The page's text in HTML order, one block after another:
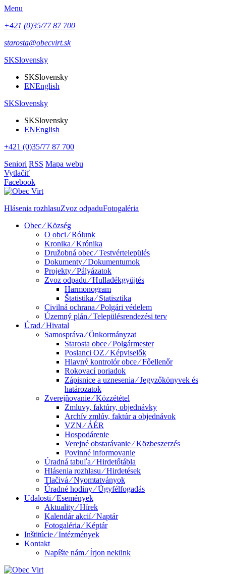
Menu
+421 (0)35/77 87 700
starosta@obecvirt.sk
SKSlovensky
SKSlovensky
ENEnglish
SKSlovensky
SKSlovensky
ENEnglish
+421 (0)35/77 87 700
Seniori RSS Mapa webu
Vytlačiť
Facebook
Hlásenia rozhlasuZvoz odpaduFotogaléria
Obec ⁄ Község
O obci ⁄ Rólunk
Kronika ⁄ Krónika
Družobná obec ⁄ Testvértelepülés
Dokumenty ⁄ Dokumentumok
Projekty ⁄ Pályázatok
Zvoz odpadu ⁄ Hulladékgyüjtés
Harmonogram
Štatistika ⁄ Statisztika
Civilná ochrana ⁄ Polgári védelem
Územný plán ⁄ Településrendezési terv
Úrad ⁄ Hivatal
Samospráva ⁄ Önkormányzat
Starosta obce ⁄ Polgármester
Poslanci OZ ⁄ Képviselők
Hlavný kontrolór obce ⁄ Főellenőr
Rokovací poriadok
Zápisnice a uznesenia ⁄ Jegyzőkönyvek és
határozatok
Zverejňovanie ⁄ Közzététel
Zmluvy, faktúry, objednávky
Archív zmlúv, faktúr a objednávok
VZN ⁄ ÁÉR
Hospodárenie
Verejné obstarávanie ⁄ Közbeszerzés
Povinné informovanie
Úradná tabuľa ⁄ Hirdetőtábla
Hlásenia rozhlasu ⁄ Hirdetések
Tlačivá ⁄ Nyomtatványok
Úradné hodiny ⁄ Ügyfélfogadás
Udalosti ⁄ Események
Aktuality ⁄ Hírek
Kalendár akcií ⁄ Naptár
Fotogaléria ⁄ Képtár
Inštitúcie ⁄ Intézmények
Kontakt
Napíšte nám ⁄ Írjon nekünk